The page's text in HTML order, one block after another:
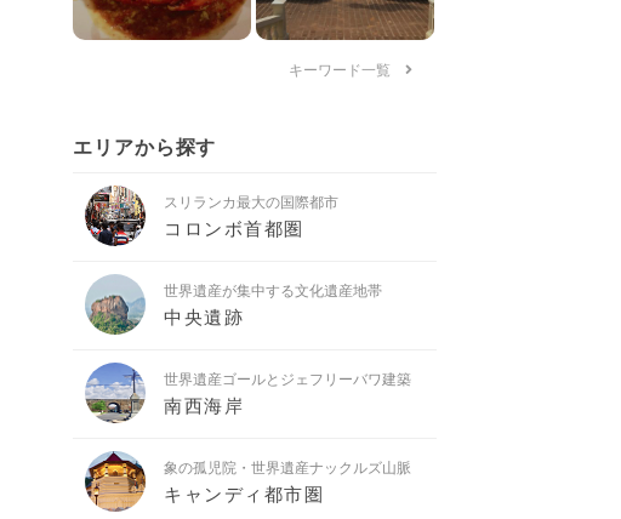
キーワード一覧
エリアから探す
スリランカ最大の国際都市
コロンボ首都圏
世界遺産が集中する文化遺産地帯
中央遺跡
世界遺産ゴールとジェフリーバワ建築
南西海岸
象の孤児院・世界遺産ナックルズ山脈
キャンディ都市圏